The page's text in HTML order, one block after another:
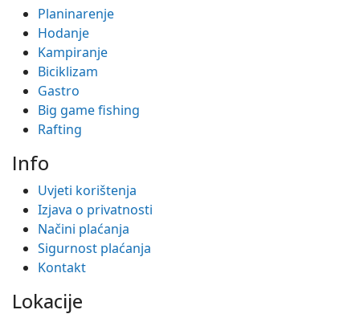
Planinarenje
Hodanje
Kampiranje
Biciklizam
Gastro
Big game fishing
Rafting
Info
Uvjeti korištenja
Izjava o privatnosti
Načini plaćanja
Sigurnost plaćanja
Kontakt
Lokacije